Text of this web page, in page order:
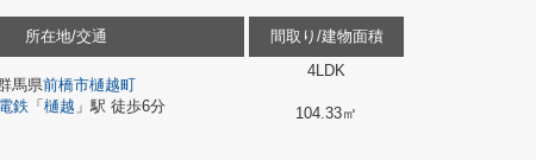
所在地/交通
馬県前橋市樋越町
鉄「 樋越 」駅 徒歩6分
間取り/建物面積
4LDK
104.33㎡